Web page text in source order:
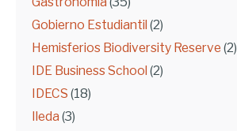
Gobierno Estudiantil (2)
Hemisferios Biodiversity Reserve (2)
IDE Business School (2)
IDECS (18)
Ileda (3)